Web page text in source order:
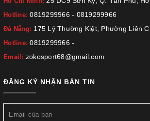
Hotline:0819299966 - 0819299966
Đà Nẵng: 175 Lý Thường Kiệt, Phường Liên
Hotline:0819299966 -
Email: zokosport68@gmail.com
ĐĂNG KÝ NHẬN BẢN TIN